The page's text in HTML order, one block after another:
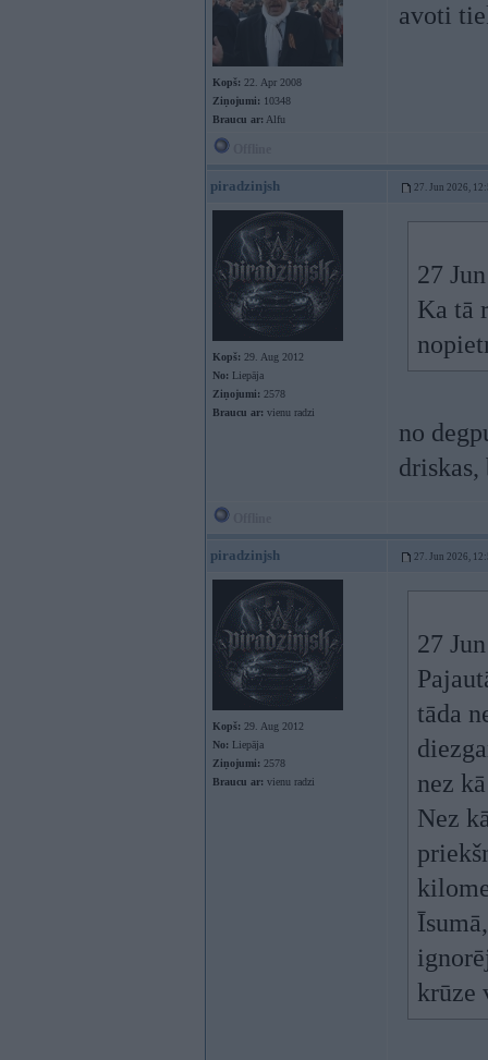
Kopš: 22. Apr 2008
Ziņojumi: 10348
Braucu ar: Alfu
avoti
piradzinjsh 27. Jun 2026,
Kopš: 29. Aug 2012
No: Liepāja
Ziņojumi: 2578
Braucu ar: vienu radzi
27
Ka tā
no
driskas,
piradzinjsh 27. Jun 2026,
Kopš: 29. Aug 2012
No: Liepāja
Ziņojumi: 2578
Braucu ar: vienu radzi
27
tāda
nez
Nez
krūze